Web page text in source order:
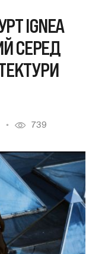
IGNEA
СЕРЕД
739